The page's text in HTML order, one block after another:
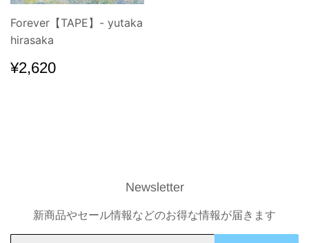
Forever【TAPE】- yutaka
hirasaka
通
常
¥2,620
Newsletter
新商品やセール情報などのお得な情報が届きます